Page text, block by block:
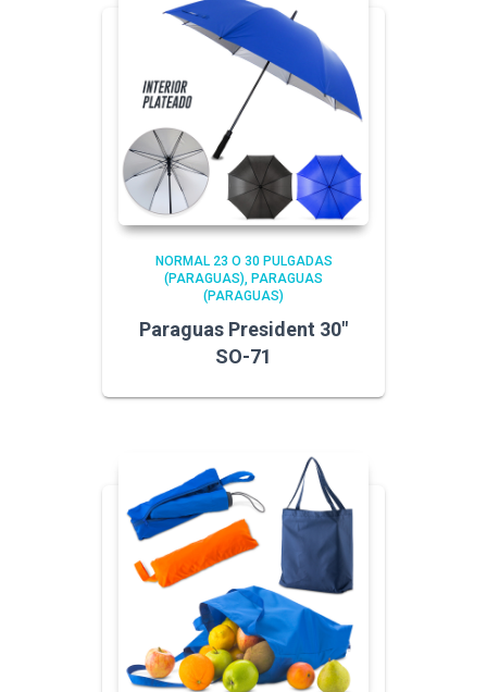
NORMAL 23 O 30 PULGADAS
(PARAGUAS) PARAGUAS
(PARAGUAS)
Paraguas President 30″
SO-71